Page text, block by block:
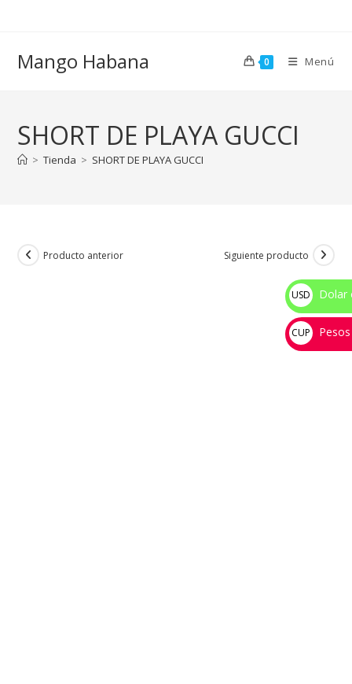
Mango Habana 0 Menú
SHORT DE PLAYA GUCCI
> Tienda > SHORT DE PLAYA GUCCI
Producto anterior Siguiente producto
USD
$
Dolar
CUP
💰
Pesos